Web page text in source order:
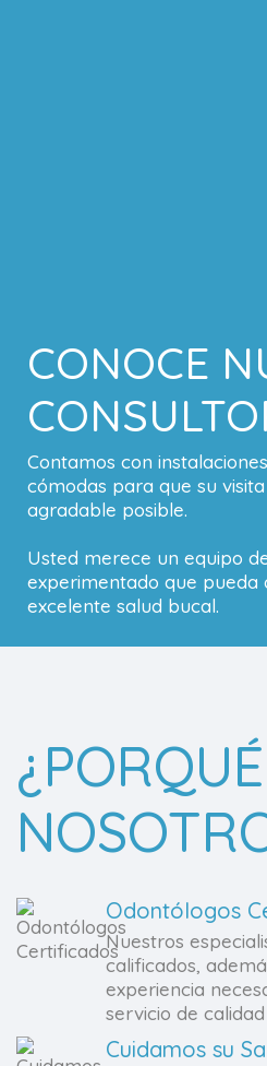
CONOCE
Contamos con
cómodas para que su
agradable posible.
Usted merece un equipo
experimentado que pueda
excelente salud bucal.
¿PORQUÉ
Odontólogos
Nuestros
calificados,
experiencia
servicio de
Cuidamos su